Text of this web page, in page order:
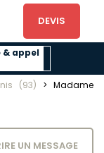
DEVIS
& appel
(93) >Madame
UN MESSAGE